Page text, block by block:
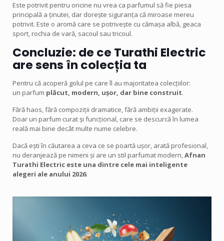
Este potrivit pentru oricine nu vrea ca parfumul să fie piesa
principală a ținutei, dar dorește siguranța că miroase mereu
potrivit. Este o aromă care se potrivește cu cămașa albă, geaca
sport, rochia de vară, sacoul sau tricoul.
Concluzie: de ce Turathi Electric
are sens în colecția ta
Pentru că acoperă golul pe care îl au majoritatea colecțiilor:
un parfum plăcut, modern, ușor, dar bine construit.
Fără haos, fără compoziții dramatice, fără ambiții exagerate.
Doar un parfum curat și funcțional, care se descurcă în lumea
reală mai bine decât multe nume celebre.
Dacă ești în căutarea a ceva ce se poartă ușor, arată profesional,
nu deranjează pe nimeni și are un stil parfumat modern,Afnan
Turathi Electric este una dintre cele mai inteligente
alegeri ale anului 2026.